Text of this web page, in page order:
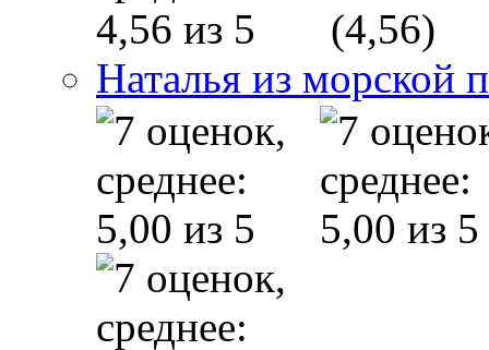
(4,56)
Наталья из морской